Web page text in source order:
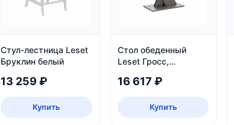
Стул-лестница Leset
Бруклин белый
13 259 ₽
Купить
Стол обеденный
Leset Гросс,
серый, на 6 персон
16 617 ₽
Купить